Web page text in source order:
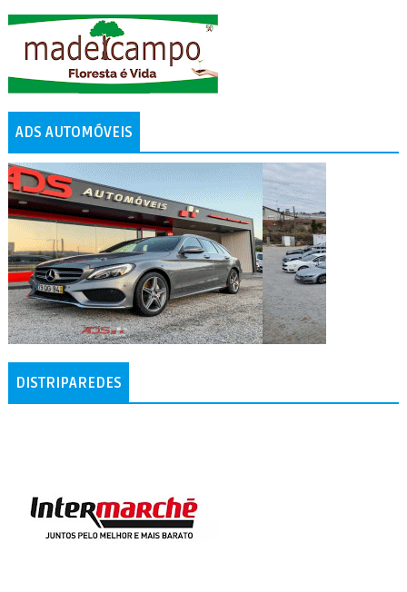
ADS AUTOMÓVEIS
DISTRIPAREDES